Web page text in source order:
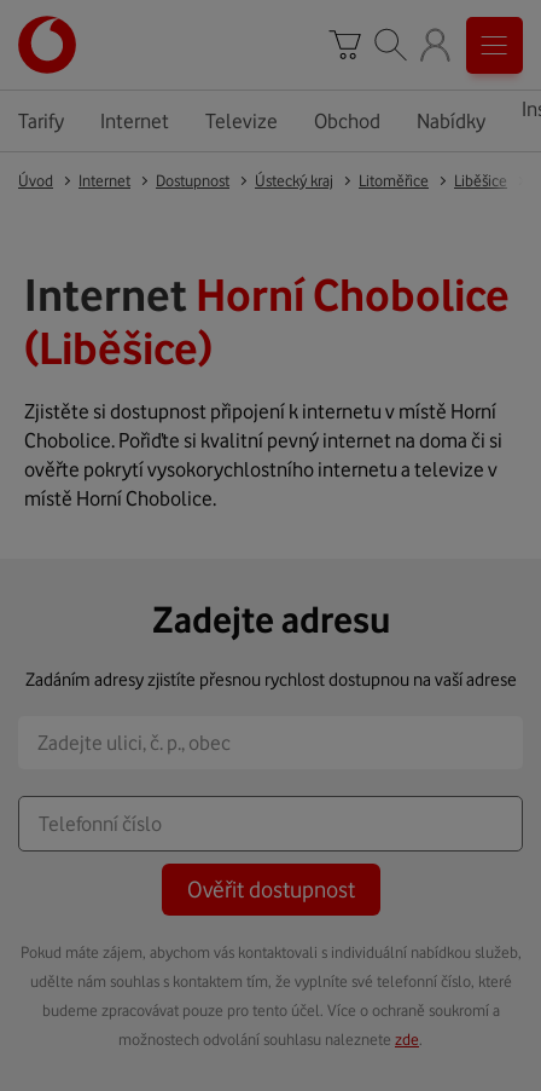
Tarify Internet Televize Obchod Nabídky
Úvod Internet Dostupnost Ústecký kraj Litoměřice Liběšice
Internet Horní Chobolice
(Liběšice)
Zjistěte si dostupnost připojení k internetu v místě Horní
Chobolice. Pořiďte si kvalitní pevný internet na doma či si
ověřte pokrytí vysokorychlostního internetu a televize v
místě Horní Chobolice.
Zadejte adresu
Zadáním adresy zjistíte přesnou rychlost dostupnou na vaší adrese
Ověřit dostupnost
Pokud máte zájem, abychom vás kontaktovali s individuální nabídkou služeb,
udělte nám souhlas s kontaktem tím, že vyplníte své telefonní číslo, které
budeme zpracovávat pouze pro tento účel. Více o ochraně soukromí a
možnostech odvolání souhlasu naleznete zde